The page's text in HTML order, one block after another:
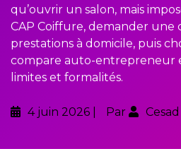
qu’ouvrir un salon, mais
CAP Coiffure, demander une
prestations à domicile, puis
compare auto-entrepreneur
limites et formalités.
4 juin 2026 Par Cesad